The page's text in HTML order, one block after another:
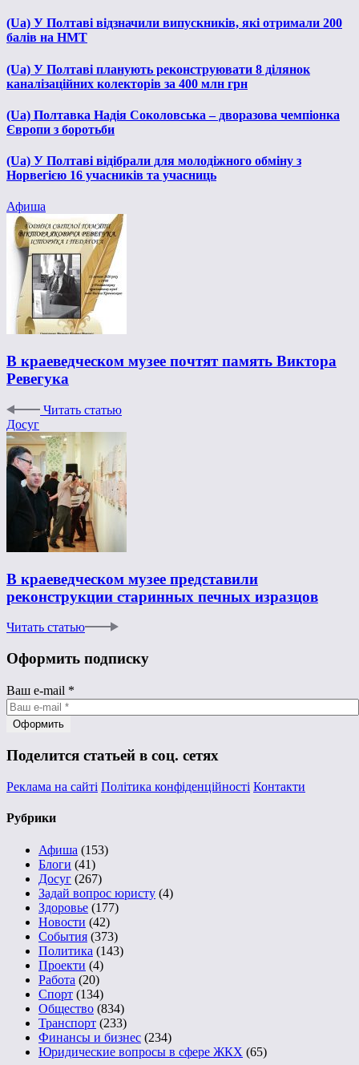
(Ua) У Полтаві відзначили випускників, які отримали 200
балів на НМТ
(Ua) У Полтаві планують реконструювати 8 ділянок
каналізаційних колекторів за 400 млн грн
(Ua) Полтавка Надія Соколовська – дворазова чемпіонка
Європи з боротьби
(Ua) У Полтаві відібрали для молодіжного обміну з
Норвегією 16 учасників та учасниць
Афиша
В краеведческом музее почтят память Виктора
Ревегука
Читать статью
Досуг
В краеведческом музее представили
реконструкции старинных печных изразцов
Читать статью
Оформить подписку
Ваш e-mail *
Поделится статьей в соц. сетях
Реклама на сайті Політика конфіденційності Контакти
Рубрики
Афиша (153)
Блоги (41)
Досуг (267)
Задай вопрос юристу (4)
Здоровье (177)
Новости (42)
События (373)
Политика (143)
Проекти (4)
Работа (20)
Спорт (134)
Общество (834)
Транспорт (233)
Финансы и бизнес (234)
Юридические вопросы в сфере ЖКХ (65)